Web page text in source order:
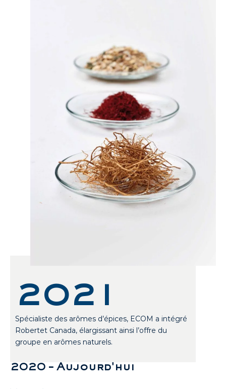
2021
Spécialiste des arômes d’épices, ECOM a intégré
Robertet Canada, élargissant ainsi l’offre du
groupe en arômes naturels.
2020 – Aujourd'hui